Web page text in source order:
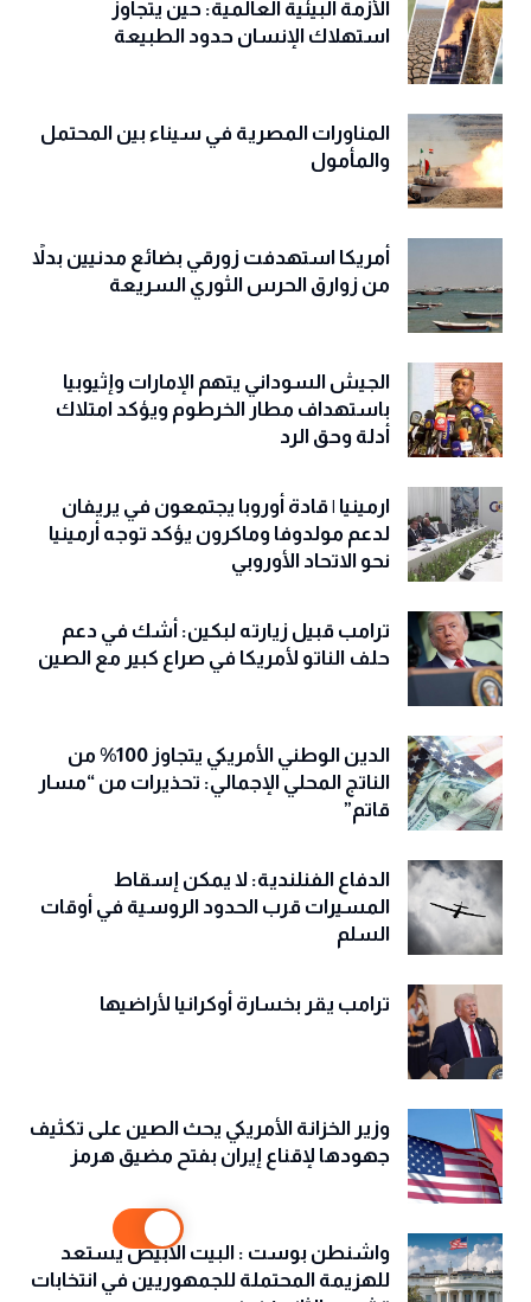
الأزمة البيئية العالمية: حين يتجاوز
استهلاك الإنسان حدود الطبيعة
المناورات المصرية في سيناء بين المحتمل
والمأمول
أمريكا استهدفت زورقي بضائع مدنيين بدلاً
من زوارق الحرس الثوري السريعة
الجيش السوداني يتهم الإمارات وإثيوبيا
باستهداف مطار الخرطوم ويؤكد امتلاك
أدلة وحق الرد
ارمينيا | قادة أوروبا يجتمعون في يريفان
لدعم مولدوفا وماكرون يؤكد توجه أرمينيا
نحو الاتحاد الأوروبي
ترامب قبيل زيارته لبكين: أشك في دعم
حلف الناتو لأمريكا في صراع كبير مع الصين
الدين الوطني الأمريكي يتجاوز 100% من
الناتج المحلي الإجمالي: تحذيرات من “مسار
قاتم”
الدفاع الفنلندية: لا يمكن إسقاط
المسيرات قرب الحدود الروسية في أوقات
السلم
ترامب يقر بخسارة أوكرانيا لأراضيها
وزير الخزانة الأمريكي يحث الصين على تكثيف
جهودها لإقناع إيران بفتح مضيق هرمز
واشنطن بوست : البيت الأبيض يستعد
للهزيمة المحتملة للجمهوريين في انتخابات